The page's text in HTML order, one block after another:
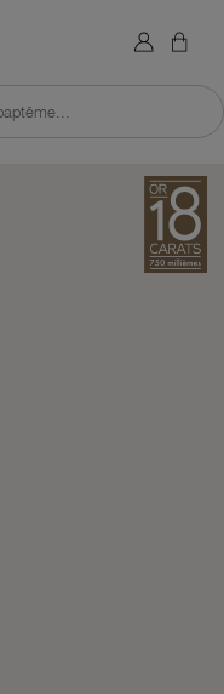
Retour à l'accueil du site
×